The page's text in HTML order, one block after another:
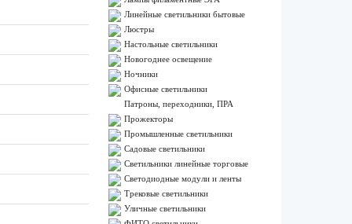
Линейные светильники бытовые
Люстры
Настольные светильники
Новогоднее освещение
Ночники
Офисные светильники
Патроны, переходники, ПРА
Прожекторы
Промышленные светильники
Садовые светильники
Светильники линейные торговые
Светодиодные модули и ленты
Трековые светильники
Уличные светильники